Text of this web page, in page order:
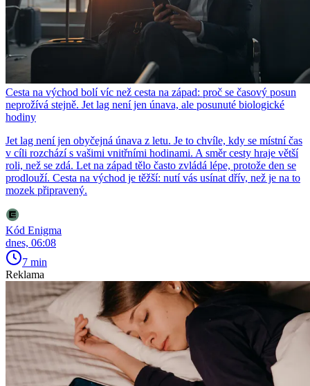
Cesta na východ bolí víc než cesta na západ: proč se časový posun
neprožívá stejně. Jet lag není jen únava, ale posunuté biologické
hodiny
Jet lag není jen obyčejná únava z letu. Je to chvíle, kdy se místní čas
v cíli rozchází s vašimi vnitřními hodinami. A směr cesty hraje větší
roli, než se zdá. Let na západ tělo často zvládá lépe, protože den se
prodlouží. Cesta na východ je těžší: nutí vás usínat dřív, než je na to
mozek připravený.
Kód Enigma
dnes, 06:08
7 min
Reklama